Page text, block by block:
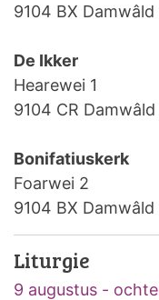
9104 BX Damwâld
De Ikker
Hearewei 1
9104 CR Damwâld
Bonifatiuskerk
Foarwei 2
9104 BX Damwâld
Liturgie
9 augustus -